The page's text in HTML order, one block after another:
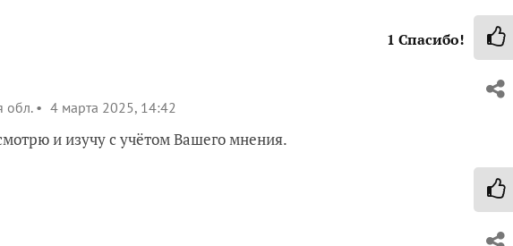
1 Спасибо!
обл.
4 марта 2025, 14:42
и изучу с учётом Вашего мнения.